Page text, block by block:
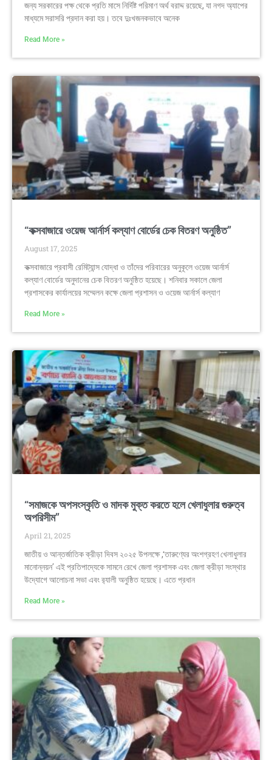
জন্য সরকারের পক্ষ থেকে প্রতি মাসে নির্দিষ্ট পরিমাণ অর্থ বরাদ্দ রয়েছে, যা নগদ অ্যাপের
মাধ্যমে সরাসরি প্রদান করা হয়। তবে দুঃখজনকভাবে অনেক
Read More »
“কক্সবাজারে ওয়েজ আর্নার্স কল্যাণ বোর্ডের চেক বিতরণ অনুষ্ঠিত”
August 17, 2025
কক্সবাজারে প্রবাসী রেমিট্যান্স যোদ্ধা ও তাঁদের পরিবারের অনুকূলে ওয়েজ আর্নার্স
কল্যাণ বোর্ডের অনুদানের চেক বিতরণ অনুষ্ঠিত হয়েছে। শনিবার সকালে জেলা
প্রশাসকের কার্যালয়ের সম্মেলন কক্ষে জেলা প্রশাসন ও ওয়েজ আর্নার্স কল্যাণ
Read More »
‘‘সমাজকে অপসংস্কৃতি ও মাদক মুক্ত করতে হলে খেলাধুলার গুরুত্ব
অপরিসীম’’
April 21, 2025
জাতীয় ও আন্তর্জাতিক ক্রীড়া দিবস ২০২৫ উপলক্ষে ,‘তারুণ্যের অংশগ্রহণ খেলাধুলার
মানোন্নয়ন’ এই প্রতিপাদ্যেকে সামনে রেখে জেলা প্রশাসক এবং জেলা ক্রীড়া সংস্থার
উদ্যোগে আলোচনা সভা এবং র‌্যালী অনুষ্ঠিত হয়েছে। এতে প্রধান
Read More »